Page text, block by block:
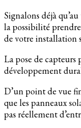
Signalons déjà
la possibilité
de votre installation
La pose de
développement
D’un point de vue
que les panneaux
pas réellement